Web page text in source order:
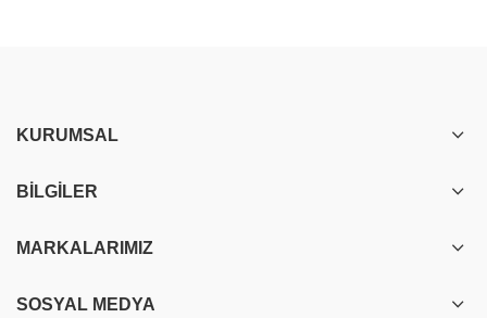
KURUMSAL
BILGILER
MARKALARIMIZ
SOSYAL MEDYA